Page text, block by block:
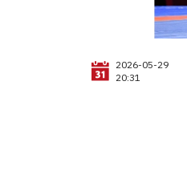
2026-05-29
20:31